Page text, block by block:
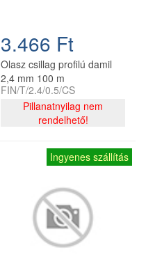
3.466 Ft
Olasz csillag profilú damil
2,4 mm 100 m
FIN/T/2.4/0.5/CS
Pillanatnyilag nem
rendelhető!
Ingyenes szállítás